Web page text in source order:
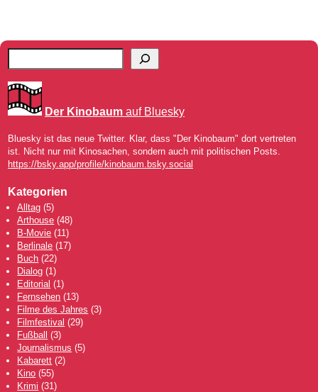
Der Kinobaum auf Bluesky
Bluesky ist das neue Twitter. Klar, dass "Der Kinobaum" dort vertreten
ist. Nicht nur mit Kinosachen, sondern auch mit politischen Posts.
https://bsky.app/profile/kinobaum.bsky.social
Kategorien
Alltag (5)
Arthouse (48)
B-Movie (11)
Berlinale (17)
Buch (22)
Dialog (1)
Editorial (1)
Fernsehen (13)
Filme des Jahres (3)
Filmfestival (29)
Fußball (3)
Journalismus (5)
Kabarett (2)
Kino (55)
Krimi (31)